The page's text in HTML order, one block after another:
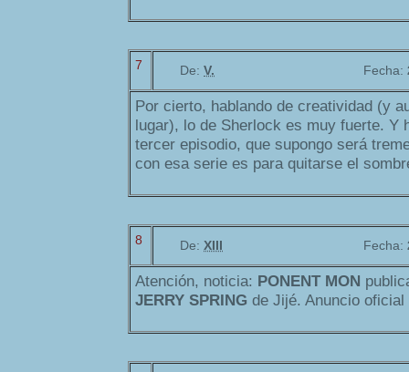
7 De: V. Fecha:
Por cierto, hablando de creatividad (y
lugar), lo de Sherlock es muy fuerte. Y
tercer episodio, que supongo será
con esa serie es para quitarse el
8 De: XIII Fecha:
Atención, noticia: PONENT MON
JERRY SPRING de Jijé. Anuncio oficial